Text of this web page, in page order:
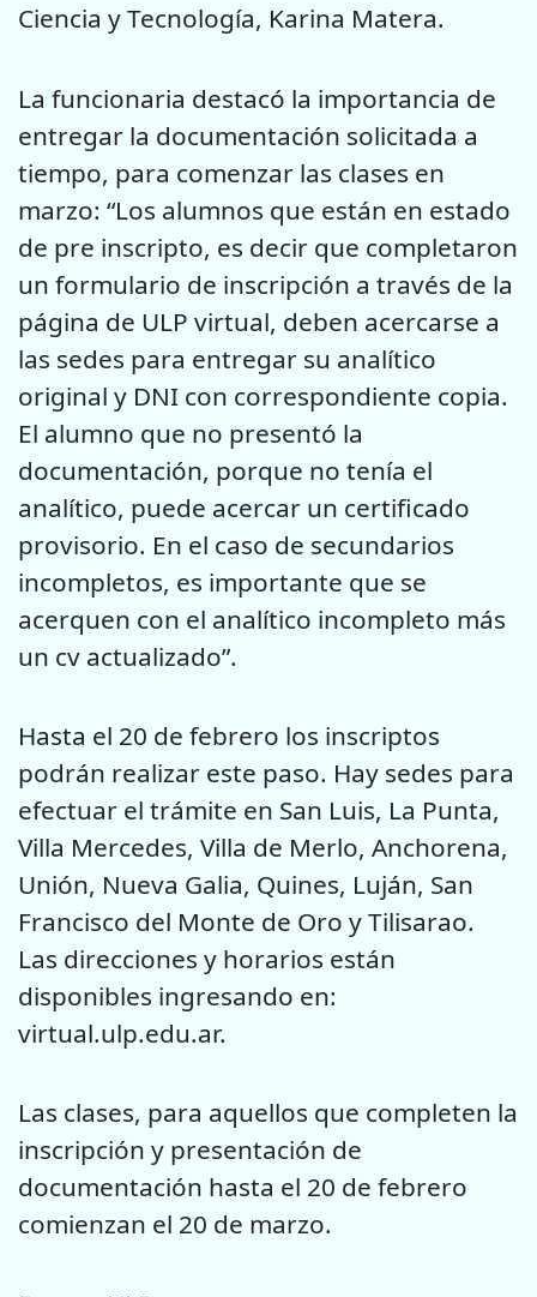
Ciencia y Tecnología, Karina Matera.
La funcionaria destacó la importancia de
entregar la documentación solicitada a
tiempo, para comenzar las clases en
marzo: “Los alumnos que están en estado
de pre inscripto, es decir que completaron
un formulario de inscripción a través de la
página de ULP virtual, deben acercarse a
las sedes para entregar su analítico
original y DNI con correspondiente copia.
El alumno que no presentó la
documentación, porque no tenía el
analítico, puede acercar un certificado
provisorio. En el caso de secundarios
incompletos, es importante que se
acerquen con el analítico incompleto más
un cv actualizado”.
Hasta el 20 de febrero los inscriptos
podrán realizar este paso. Hay sedes para
efectuar el trámite en San Luis, La Punta,
Villa Mercedes, Villa de Merlo, Anchorena,
Unión, Nueva Galia, Quines, Luján, San
Francisco del Monte de Oro y Tilisarao.
Las direcciones y horarios están
disponibles ingresando en:
virtual.ulp.edu.ar.
Las clases, para aquellos que completen la
inscripción y presentación de
documentación hasta el 20 de febrero
comienzan el 20 de marzo.